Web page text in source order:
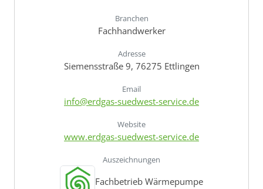
Branchen
Fachhandwerker
Adresse
Siemensstraße 9, 76275 Ettlingen
Email
info@erdgas-suedwest-service.de
Website
www.erdgas-suedwest-service.de
Auszeichnungen
Fachbetrieb Wärmepumpe